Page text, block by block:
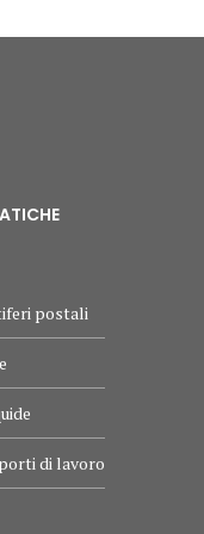
postali
di lavoro